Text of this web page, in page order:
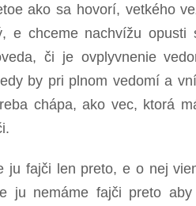
ako sa hovorí, vetkého
e chceme nachvížu opusti
či je ovplyvnenie
by pri plnom vedomí a
chápa, ako vec, ktorá
ju fajči len preto, e o nej
ju nemáme fajči preto